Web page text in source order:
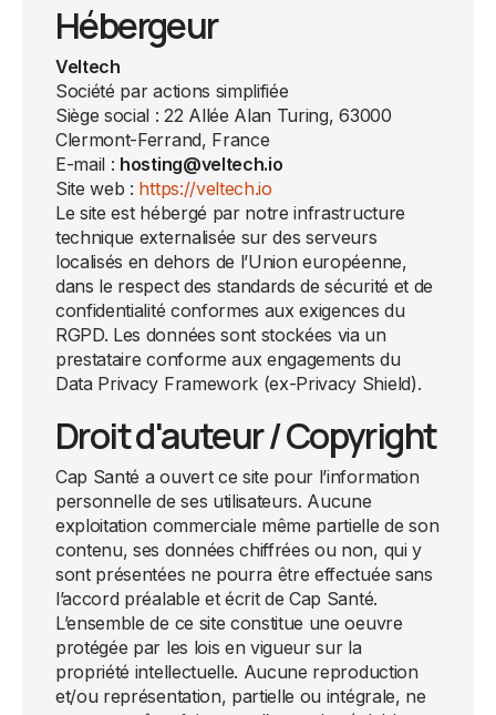
Hébergeur
Veltech
Société par actions simplifiée
Siège social : 22 Allée Alan Turing, 63000
Clermont-Ferrand, France
E-mail : hosting@veltech.io
Site web : https://veltech.io
Le site est hébergé par notre infrastructure
technique externalisée sur des serveurs
localisés en dehors de l’Union européenne,
dans le respect des standards de sécurité et de
confidentialité conformes aux exigences du
RGPD. Les données sont stockées via un
prestataire conforme aux engagements du
Data Privacy Framework (ex-Privacy Shield).
Droit d'auteur / Copyright
Cap Santé a ouvert ce site pour l’information
personnelle de ses utilisateurs. Aucune
exploitation commerciale même partielle de son
contenu, ses données chiffrées ou non, qui y
sont présentées ne pourra être effectuée sans
l’accord préalable et écrit de Cap Santé.
L’ensemble de ce site constitue une oeuvre
protégée par les lois en vigueur sur la
propriété intellectuelle. Aucune reproduction
et/ou représentation, partielle ou intégrale, ne